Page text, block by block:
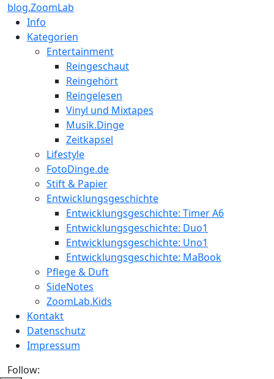
blog.ZoomLab
Info
Kategorien
Entertainment
Reingeschaut
Reingehört
Reingelesen
Vinyl und Mixtapes
Musik.Dinge
Zeitkapsel
Lifestyle
FotoDinge.de
Stift & Papier
Entwicklungsgeschichte
Entwicklungsgeschichte: Timer A6
Entwicklungsgeschichte: Duo1
Entwicklungsgeschichte: Uno1
Entwicklungsgeschichte: MaBook
Pflege & Duft
SideNotes
ZoomLab.Kids
Kontakt
Datenschutz
Impressum
Follow: